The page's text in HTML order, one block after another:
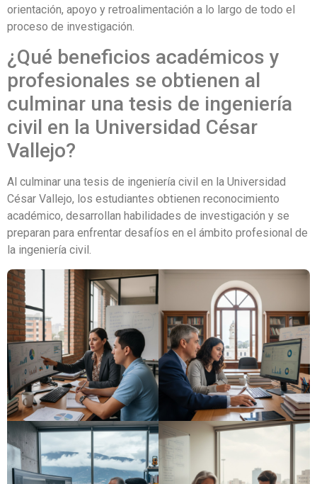
orientación, apoyo y retroalimentación a lo largo de todo el
proceso de investigación.
¿Qué beneficios académicos y
profesionales se obtienen al
culminar una tesis de ingeniería
civil en la Universidad César
Vallejo?
Al culminar una tesis de ingeniería civil en la Universidad
César Vallejo, los estudiantes obtienen reconocimiento
académico, desarrollan habilidades de investigación y se
preparan para enfrentar desafíos en el ámbito profesional de
la ingeniería civil.